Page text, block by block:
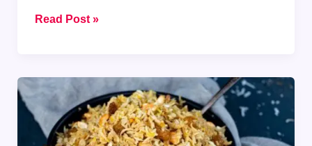
Muharram
वाले
पुराने
लखनऊ
के
Read Post »